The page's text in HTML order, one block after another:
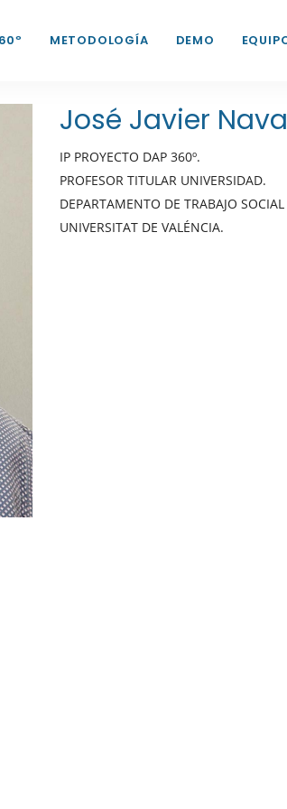
METODOLOGÍA DEMO
José Javier
IP PROYECTO DAP 360º.
PROFESOR TITULAR UNIVERSIDAD.
DEPARTAMENTO DE TRABAJO SOCIAL
UNIVERSITAT DE VALÉNCIA.